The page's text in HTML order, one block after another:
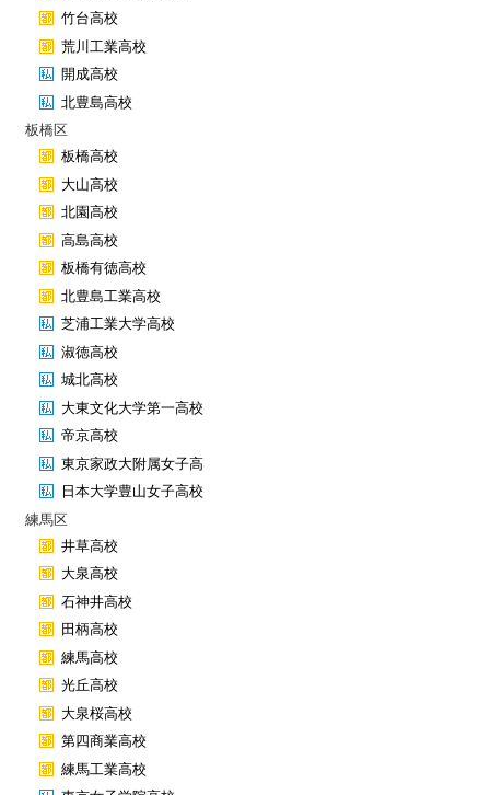
竹台高校
荒川工業高校
開成高校
北豊島高校
板橋区
板橋高校
大山高校
北園高校
高島高校
板橋有徳高校
北豊島工業高校
芝浦工業大学高校
淑徳高校
城北高校
大東文化大学第一高校
帝京高校
東京家政大附属女子高
日本大学豊山女子高校
練馬区
井草高校
大泉高校
石神井高校
田柄高校
練馬高校
光丘高校
大泉桜高校
第四商業高校
練馬工業高校